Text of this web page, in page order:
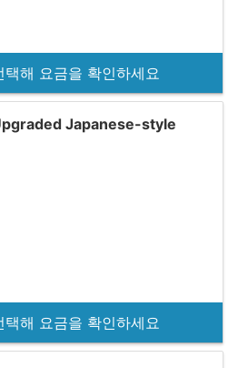
택해 요금을 확인하세요
Japanese-style
택해 요금을 확인하세요